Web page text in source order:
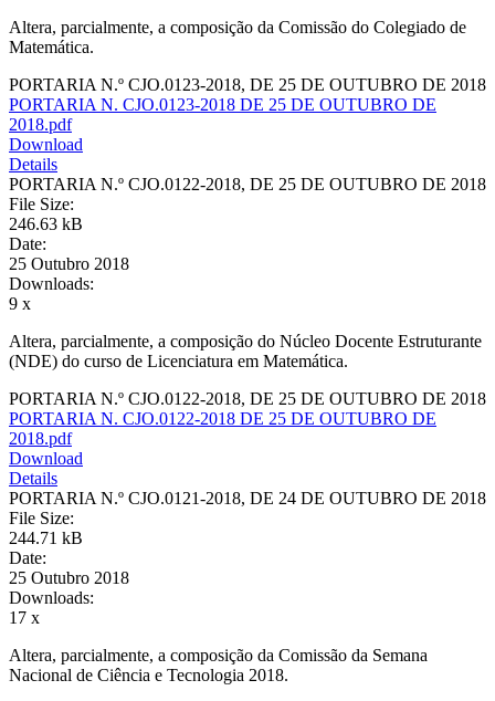
Altera, parcialmente, a composição da Comissão do Colegiado de
Matemática.
PORTARIA N.º CJO.0123-2018, DE 25 DE OUTUBRO DE 2018
PORTARIA N. CJO.0123-2018 DE 25 DE OUTUBRO DE
2018.pdf
Download
Details
PORTARIA N.º CJO.0122-2018, DE 25 DE OUTUBRO DE 2018
File Size:
246.63 kB
Date:
25 Outubro 2018
Downloads:
9 x
Altera, parcialmente, a composição do Núcleo Docente Estruturante
(NDE) do curso de Licenciatura em Matemática.
PORTARIA N.º CJO.0122-2018, DE 25 DE OUTUBRO DE 2018
PORTARIA N. CJO.0122-2018 DE 25 DE OUTUBRO DE
2018.pdf
Download
Details
PORTARIA N.º CJO.0121-2018, DE 24 DE OUTUBRO DE 2018
File Size:
244.71 kB
Date:
25 Outubro 2018
Downloads:
17 x
Altera, parcialmente, a composição da Comissão da Semana
Nacional de Ciência e Tecnologia 2018.